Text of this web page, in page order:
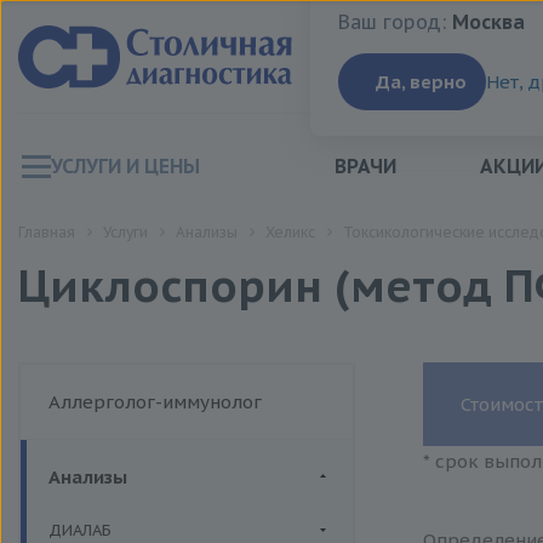
Ваш город:Москва
Ваш город: Москва
Да, верно Нет,
УСЛУГИ И ЦЕНЫ ВРАЧИ
Циклоспорин (метод
Аллерголог-иммунолог
Анализы
ДИАЛАБ
* срок